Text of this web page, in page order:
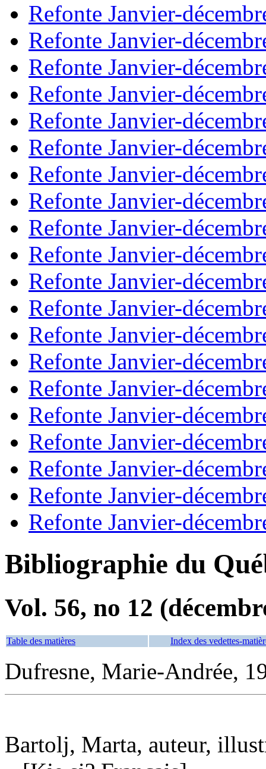
Refonte Janvier-
Refonte Janvier-
Refonte Janvier-
Refonte Janvier-
Refonte Janvier-
Refonte Janvier-
Refonte Janvier-
Refonte Janvier-
Refonte Janvier-
Refonte Janvier-
Refonte Janvier-
Refonte Janvier-
Refonte Janvier-
Refonte Janvier-
Refonte Janvier-
Refonte Janvier-
Refonte Janvier-
Refonte Janvier-
Refonte Janvier-
Refonte Janvier-
Bibliographie du
Vol. 56, no 12
Table des matières Index des vedettes-
Dufresne, Marie-Andrée,
Bartolj, Marta, auteur,